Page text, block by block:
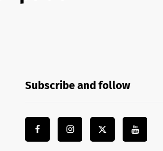
Subscribe and follow